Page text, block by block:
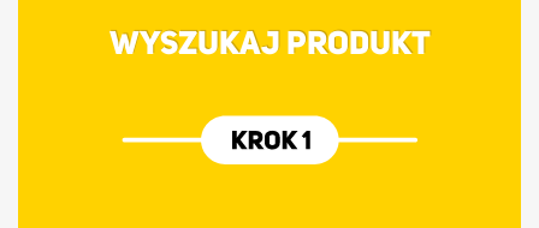
WYSZUKAJ PRODUKT